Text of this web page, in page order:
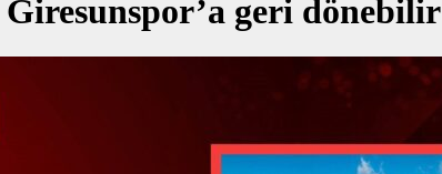
Giresunspor’a geri dönebilir